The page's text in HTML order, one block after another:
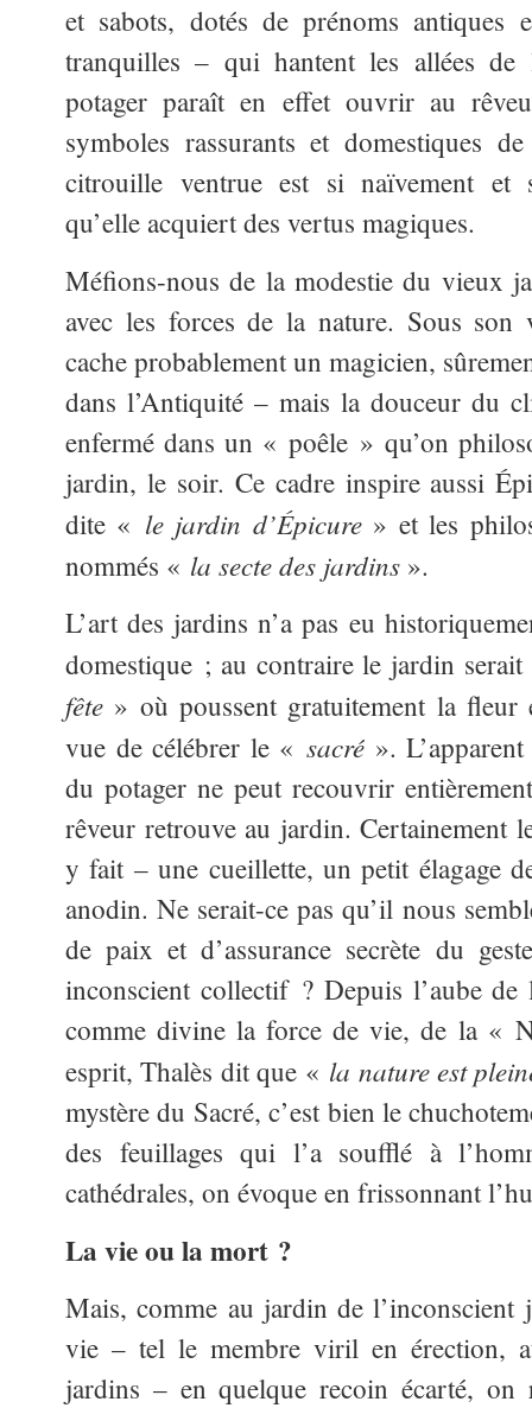
et sabots, dotés de prénoms
tranquilles – qui hantent les allées de
potager paraît en effet ouvrir au
symboles rassurants et domestiques
citrouille ventrue est si naïvement et
qu’elle acquiert des vertus magiques.
Méfions-nous de la modestie du vieux
avec les forces de la nature. Sous son
cache probablement un magicien,
dans l’Antiquité – mais la douceur du
enfermé dans un « poêle » qu’on
jardin, le soir. Ce cadre inspire aussi
dite « le jardin d’Épicure» et les
nommés « la secte des jardins ».
L’art des jardins n’a pas eu
domestique ; au contraire le jardin
fête » où poussent gratuitement la fleur
vue de célébrer le « sacré ».
du potager ne peut recouvrir
rêveur retrouve au jardin. Certainement
y fait – une cueillette, un petit élagage
anodin. Ne serait-ce pas qu’il nous
de paix et d’assurance secrète du
inconscient collectif ? Depuis l’aube de
comme divine la force de vie, de la «
esprit, Thalès dit que « la nature est
mystère du Sacré, c’est bien le
des feuillages qui l’a soufflé à
cathédrales, on évoque en frissonnant
La vie ou la mort ?
Mais, comme au jardin de
vie – tel le membre viril en érection,
jardins – en quelque recoin écarté, on